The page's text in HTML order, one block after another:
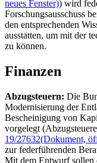
neues Fenster)) wird
Forschungsausschuss
den entsprechenden
ausstatten, um mit der
zu können.
Finanzen
Abzugsteuern: Die
Modernisierung der
Bescheinigung von
vorgelegt
19/27632(Dokument,
zur federführenden
Mit dem Entwurf sollen